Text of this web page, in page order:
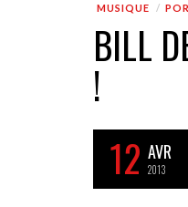
MUSIQUE
BILL
!
12 AVR
2013